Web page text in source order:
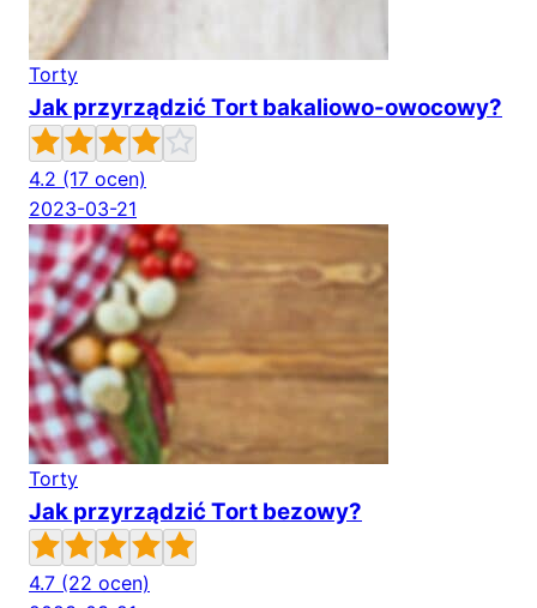
Torty
Jak przyrządzić Tort bakaliowo-owocowy?
4.2 (17 ocen)
2023-03-21
Torty
Jak przyrządzić Tort bezowy?
4.7 (22 ocen)